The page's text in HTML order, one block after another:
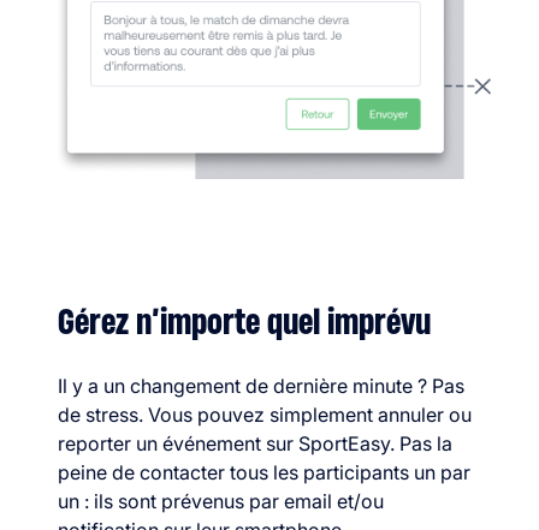
Gérez n’importe quel imprévu
Il y a un changement de dernière minute ? Pas
de stress. Vous pouvez simplement annuler ou
reporter un événement sur SportEasy. Pas la
peine de contacter tous les participants un par
un : ils sont prévenus par email et/ou